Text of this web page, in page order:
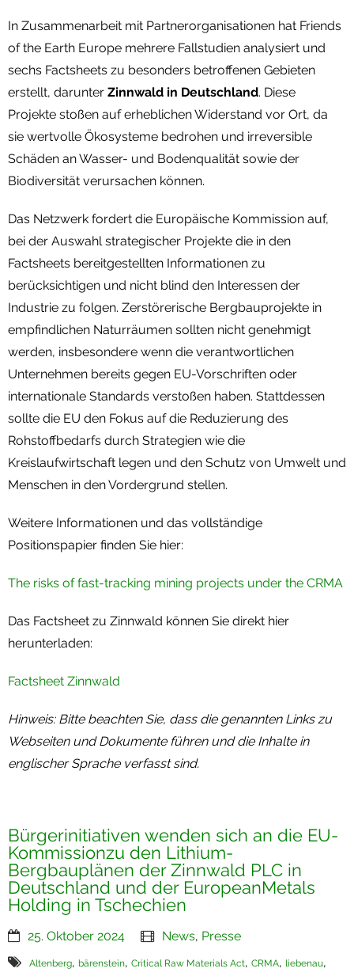
In Zusammenarbeit mit Partnerorganisationen hat Friends
of the Earth Europe mehrere Fallstudien analysiert und
sechs Factsheets zu besonders betroffenen Gebieten
erstellt, darunter Zinnwald in Deutschland. Diese
Projekte stoßen auf erheblichen Widerstand vor Ort, da
sie wertvolle Ökosysteme bedrohen und irreversible
Schäden an Wasser- und Bodenqualität sowie der
Biodiversität verursachen können.
Das Netzwerk fordert die Europäische Kommission auf,
bei der Auswahl strategischer Projekte die in den
Factsheets bereitgestellten Informationen zu
berücksichtigen und nicht blind den Interessen der
Industrie zu folgen. Zerstörerische Bergbauprojekte in
empfindlichen Naturräumen sollten nicht genehmigt
werden, insbesondere wenn die verantwortlichen
Unternehmen bereits gegen EU-Vorschriften oder
internationale Standards verstoßen haben. Stattdessen
sollte die EU den Fokus auf die Reduzierung des
Rohstoffbedarfs durch Strategien wie die
Kreislaufwirtschaft legen und den Schutz von Umwelt und
Menschen in den Vordergrund stellen.
Weitere Informationen und das vollständige
Positionspapier finden Sie hier:
The risks of fast-tracking mining projects under the CRMA
Das Factsheet zu Zinnwald können Sie direkt hier
herunterladen:
Factsheet Zinnwald
Hinweis: Bitte beachten Sie, dass die genannten Links zu
Webseiten und Dokumente führen und die Inhalte in
englischer Sprache verfasst sind.
Bürgerinitiativen wenden sich an die EU-
Kommissionzu den Lithium-
Bergbauplänen der Zinnwald PLC in
Deutschland und der EuropeanMetals
Holding in Tschechien
25. Oktober 2024 News, Presse
Altenberg, bärenstein, Critical Raw Materials Act, CRMA, liebenau,